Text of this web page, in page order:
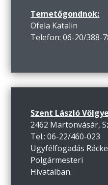
Temetőgondnok:
Ofela Katalin
Telefon: 06-20/388-
Szent László
2462 Martonvásár,
Tel.: 06-22/460-023
Ügyfélfogadás
Polgármesteri
Hivatalban.